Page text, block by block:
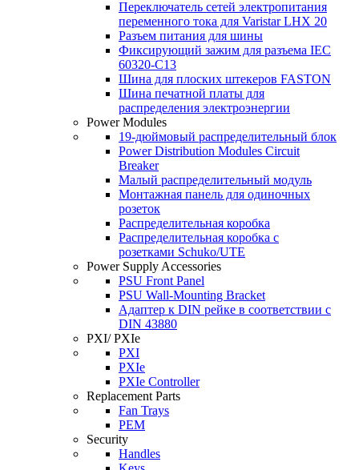
Переключатель сетей электропитания
переменного тока для Varistar LHX 20
Разъем питания для шины
Фиксирующий зажим для разъема IEC
60320‐C13
Шина для плоских штекеров FASTON
Шина печатной платы для
распределения электроэнергии
Power Modules
19-дюймовый распределительный блок
Power Distribution Modules Circuit
Breaker
Малый распределительный модуль
Монтажная панель для одиночных
розеток
Распределительная коробка
Распределительная коробка с
розетками Schuko/UTE
Power Supply Accessories
PSU Front Panel
PSU Wall-Mounting Bracket
Адаптер к DIN рейке в соответствии с
DIN 43880
PXI/ PXIe
PXI
PXIe
PXIe Controller
Replacement Parts
Fan Trays
PEM
Security
Handles